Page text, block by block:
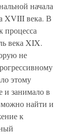
начала
XVIII века. В
процесса
века XIX.
не
этому
и занимало в
можно найти и
к